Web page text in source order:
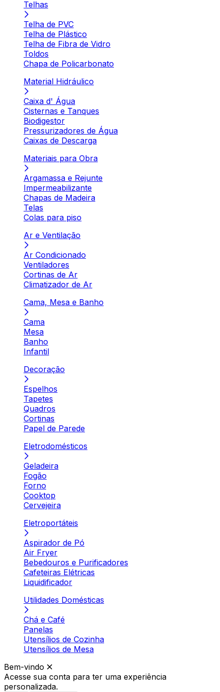
Telhas
Telha de PVC
Telha de Plástico
Telha de Fibra de Vidro
Toldos
Chapa de Policarbonato
Material Hidráulico
Caixa d' Água
Cisternas e Tanques
Biodigestor
Pressurizadores de Água
Caixas de Descarga
Materiais para Obra
Argamassa e Rejunte
Impermeabilizante
Chapas de Madeira
Telas
Colas para piso
Ar e Ventilação
Ar Condicionado
Ventiladores
Cortinas de Ar
Climatizador de Ar
Cama, Mesa e Banho
Cama
Mesa
Banho
Infantil
Decoração
Espelhos
Tapetes
Quadros
Cortinas
Papel de Parede
Eletrodomésticos
Geladeira
Fogão
Forno
Cooktop
Cervejeira
Eletroportáteis
Aspirador de Pó
Air Fryer
Bebedouros e Purificadores
Cafeteiras Elétricas
Liquidificador
Utilidades Domésticas
Chá e Café
Panelas
Utensílios de Cozinha
Utensílios de Mesa
Bem-vindo
Acesse sua conta para ter uma experiência
personalizada.